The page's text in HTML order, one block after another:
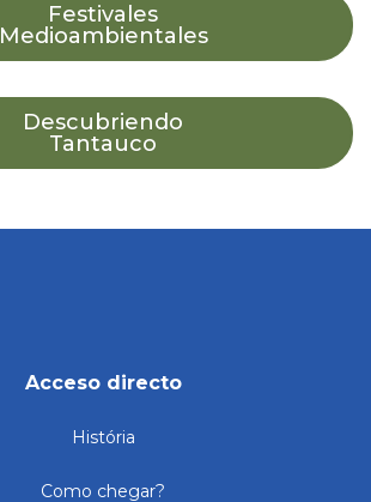
Festivales
Medioambientales
Descubriendo
Tantauco
Acceso directo
História
Como chegar?